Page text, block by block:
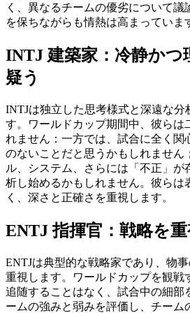
く、異なるチームの優劣について議
を保ちながらも情熱は高まっていま
INTJ 建築家：冷静かつ
疑う
INTJは独立した思考様式と深遠な分
す。ワールドカップ期間中、彼らは
れません：一方では、試合に全く関
のないことだと思うかもしれません
ル、システム、さらには「不正」が
析し始めるかもしれません。彼らは
く、深さと正確さを重視します。
ENTJ 指揮官：戦略を
ENTJは典型的な戦略家であり、物
重視します。ワールドカップを観戦
追随することはなく、試合中の細部
ームの強みと弱みを評価し、チーム